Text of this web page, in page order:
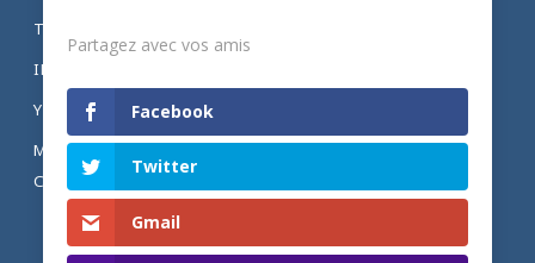
TWITTER
INSTAGRAM
YOUTUBE
MENTIONS LÉGALES ET POLITIQUE DE
CONFIDENTIALITÉ
Partagez avec vos amis
Facebook
Twitter
Gmail